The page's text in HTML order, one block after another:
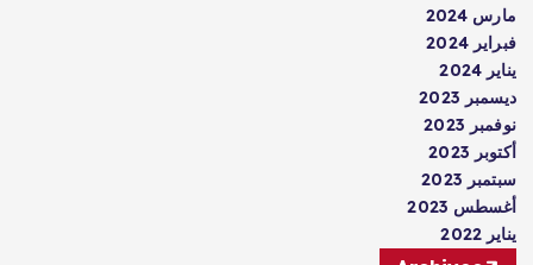
مارس 2024
فبراير 2024
يناير 2024
ديسمبر 2023
نوفمبر 2023
أكتوبر 2023
سبتمبر 2023
أغسطس 2023
يناير 2022